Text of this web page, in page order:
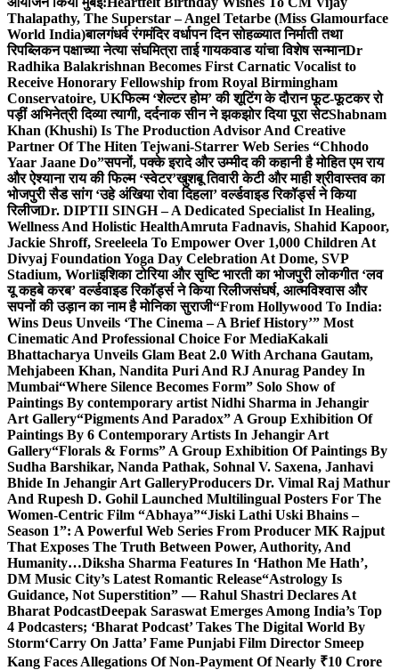
Thalapathy, The Superstar – Angel Tetarbe (Miss Glamourface
World India)बालगंधर्व रंगमंदिर वर्धापन दिन सोहळ्यात निर्माती तथा
रिपब्लिकन पक्षाच्या नेत्या संघमित्रा ताई गायकवाड यांचा विशेष सन्मानDr
Radhika Balakrishnan Becomes First Carnatic Vocalist to
Receive Honorary Fellowship from Royal Birmingham
Conservatoire, UKफिल्म ‘शेल्टर होम’ की शूटिंग के दौरान फूट-फूटकर रो
पड़ीं अभिनेत्री दिव्या त्यागी, दर्दनाक सीन ने झकझोर दिया पूरा सेटShabnam
Khan (Khushi) Is The Production Advisor And Creative
Partner Of The Hiten Tejwani-Starrer Web Series “Chhodo
Yaar Jaane Do”सपनों, पक्के इरादे और उम्मीद की कहानी है मोहित एम राय
और ऐश्याना राय की फिल्म ‘स्वेटर’खुशबू तिवारी केटी और माही श्रीवास्तव का
भोजपुरी सैड सांग ‘उहे अंखिया रोवा दिहला’ वर्ल्डवाइड रिकॉर्ड्स ने किया
रिलीजDr. DIPTII SINGH – A Dedicated Specialist In Healing,
Wellness And Holistic HealthAmruta Fadnavis, Shahid Kapoor,
Jackie Shroff, Sreeleela To Empower Over 1,000 Children At
Divyaj Foundation Yoga Day Celebration At Dome, SVP
Stadium, Worliइशिका टोरिया और सृष्टि भारती का भोजपुरी लोकगीत ‘लव
यू कहबे करब’ वर्ल्डवाइड रिकॉर्ड्स ने किया रिलीजसंघर्ष, आत्मविश्वास और
सपनों की उड़ान का नाम है मोनिका सुराजी“From Hollywood To India:
Wins Deus Unveils ‘The Cinema – A Brief History’” Most
Cinematic And Professional Choice For MediaKakali
Bhattacharya Unveils Glam Beat 2.0 With Archana Gautam,
Mehjabeen Khan, Nandita Puri And RJ Anurag Pandey In
Mumbai“Where Silence Becomes Form” Solo Show of
Paintings By contemporary artist Nidhi Sharma in Jehangir
Art Gallery“Pigments And Paradox” A Group Exhibition Of
Paintings By 6 Contemporary Artists In Jehangir Art
Gallery“Florals & Forms” A Group Exhibition Of Paintings By
Sudha Barshikar, Nanda Pathak, Sohnal V. Saxena, Janhavi
Bhide In Jehangir Art GalleryProducers Dr. Vimal Raj Mathur
And Rupesh D. Gohil Launched Multilingual Posters For The
Women-Centric Film “Abhaya”“Jiski Lathi Uski Bhains –
Season 1”: A Powerful Web Series From Producer MK Rajput
That Exposes The Truth Between Power, Authority, And
Humanity…Diksha Sharma Features In ‘Hathon Me Hath’,
DM Music City’s Latest Romantic Release“Astrology Is
Guidance, Not Superstition” — Rahul Shastri Declares At
Bharat PodcastDeepak Saraswat Emerges Among India’s Top
4 Podcasters; ‘Bharat Podcast’ Takes The Digital World By
Storm‘Carry On Jatta’ Fame Punjabi Film Director Smeep
Kang Faces Allegations Of Non-Payment Of Nearly ₹10 Crore